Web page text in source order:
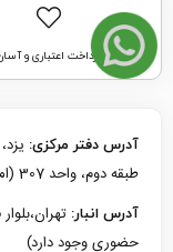
پرداخت اعتباری و
آدرس دفتر مرکزی:
طبقه دوم، واحد 307 (امکان خرید و تحویل حضوری وجود ندارد)
آدرس انبار:
حضوری وجود دارد)